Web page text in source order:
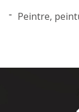
Peintre,